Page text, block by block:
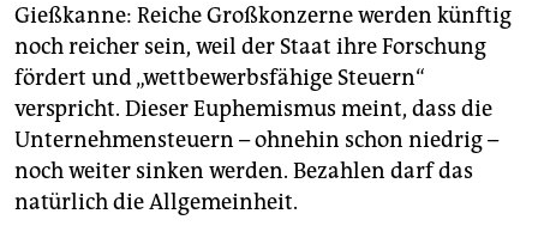
Gießkanne: Reiche Großkonzerne werden künftig
noch reicher sein, weil der Staat ihre Forschung
fördert und „wettbewerbsfähige Steuern“
verspricht. Dieser Euphemismus meint, dass die
Unternehmensteuern – ohnehin schon niedrig –
noch weiter sinken werden. Bezahlen darf das
natürlich die Allgemeinheit.